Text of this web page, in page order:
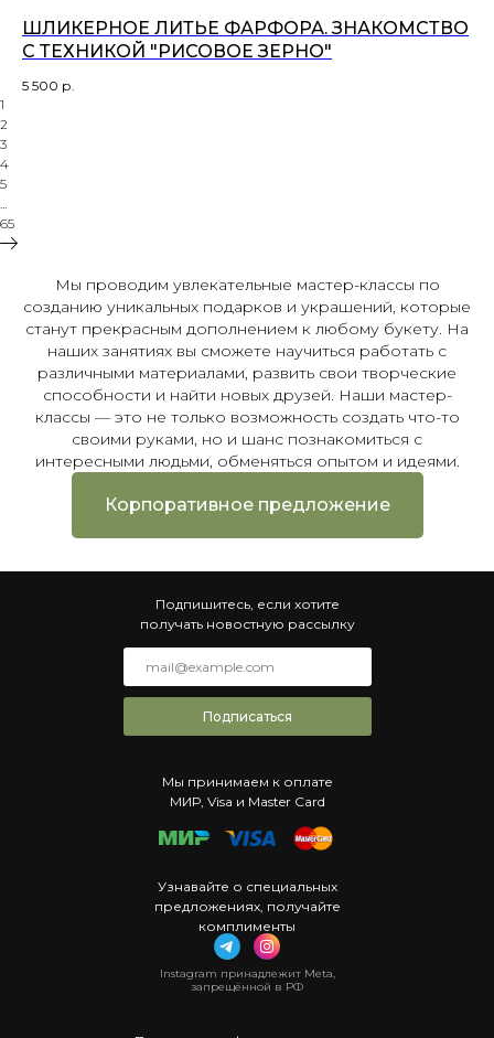
ШЛИКЕРНОЕ ЛИТЬЕ ФАРФОРА. ЗНАКОМСТВО
С ТЕХНИКОЙ "РИСОВОЕ ЗЕРНО"
5 500 р.
1
2
3
4
5
...
65
Мы проводим увлекательные мастер-классы по
созданию уникальных подарков и украшений, которые
станут прекрасным дополнением к любому букету. На
наших занятиях вы сможете научиться работать с
различными материалами, развить свои творческие
способности и найти новых друзей. Наши мастер-
классы — это не только возможность создать что-то
своими руками, но и шанс познакомиться с
интересными людьми, обменяться опытом и идеями.
Корпоративное предложение
Узнавайте о специальных
предложениях, получайте
комплименты
Мы принимаем к оплате
МИР, Visa и Master Card
Instagram принадлежит Meta,
запрещённой в РФ
Подписаться
Подпишитесь, если хотите
получать новостную рассылку